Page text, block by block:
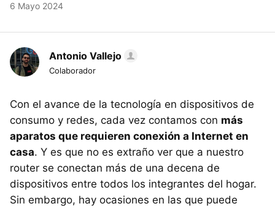
6 Mayo 2024
Antonio Vallejo
Colaborador
Con el avance de la tecnología en dispositivos de
consumo y redes, cada vez contamos con más
aparatos que requieren conexión a Internet en
casa. Y es que no es extraño ver que a nuestro
router se conectan más de una decena de
dispositivos entre todos los integrantes del hogar.
Sin embargo, hay ocasiones en las que puede